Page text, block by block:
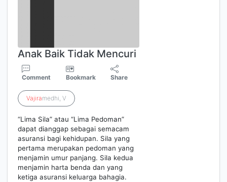
Anak Baik Tidak Mencuri
Comment Bookmark Share
Vajiramedhi, V
“Lima Sila” atau “Lima Pedoman”
dapat dianggap sebagai semacam
asuransi bagi kehidupan. Sila yang
pertama merupakan pedoman yang
menjamin umur panjang. Sila kedua
menjamin harta benda dan yang
ketiga asuransi keluarga bahagia.